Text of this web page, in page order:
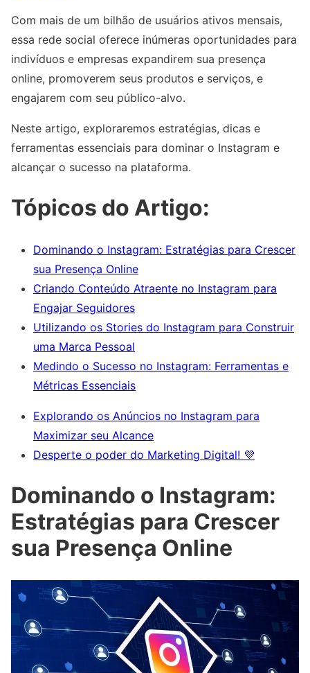
Com mais de um bilhão de usuários ativos mensais,
essa rede social oferece inúmeras oportunidades para
indivíduos e empresas expandirem sua presença
online, promoverem seus produtos e serviços, e
engajarem com seu público-alvo.
Neste artigo, exploraremos estratégias, dicas e
ferramentas essenciais para dominar o Instagram e
alcançar o sucesso na plataforma.
Tópicos do Artigo:
Dominando o Instagram: Estratégias para Crescer
sua Presença Online
Criando Conteúdo Atraente no Instagram para
Engajar Seguidores
Utilizando os Stories do Instagram para Construir
uma Marca Pessoal
Medindo o Sucesso no Instagram: Ferramentas e
Métricas Essenciais
Explorando os Anúncios no Instagram para
Maximizar seu Alcance
Desperte o poder do Marketing Digital! 💜
Dominando o Instagram:
Estratégias para Crescer
sua Presença Online